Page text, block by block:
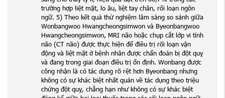
trường hợp liệt mặt, lo âu, liệt tay chân, rối loạn ngôn
ngữ. 5) Theo kết quả thử nghiệm lâm sàng so sánh giữa
Wonbangwoo Hwangcheongsimwon và Byeonbangwoo
Hwangcheongsimwon, MRI não hoặc chụp cắt lớp vi tính
não (CT não) được thực hiện để điều trị rối loạn vận
động và liệt mặt ở bệnh nhân được chẩn đoán bị đột quỵ
và đang trong giai đoạn điều trị ổn định. Wonbang được
công nhận là có tác dụng rõ rệt hơn Byeonbang nhưng
không có sự khác biệt nhất quán về tác dụng theo triệu
chứng đột quỵ, chẳng hạn như không có sự khác biệt